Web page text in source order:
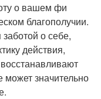
о вашем фи
благополучии.
о себе,
действия,
значительно